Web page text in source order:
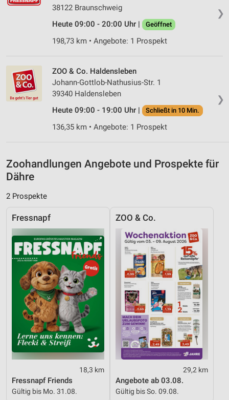
❯
38122 Braunschweig
Heute 09:00 - 20:00 Uhr |
Geöffnet
198,73 km • Angebote: 1 Prospekt
❯
ZOO & Co. Haldensleben
Johann-Gottlob-Nathusius-Str. 1
39340 Haldensleben
Heute 09:00 - 19:00 Uhr |
Schließt in 10 Min.
136,35 km • Angebote: 1 Prospekt
Zoohandlungen Angebote und Prospekte für
Dähre
2 Prospekte
Fressnapf
18,3 km
Fressnapf Friends
Gültig bis Mo. 31.08.
ZOO & Co.
29,2 km
Angebote ab 03.08.
Gültig bis So. 09.08.
Inhalten
IAB-Besonderheiten:
Verwendung genauer Standortdaten
Informationen identifizieren
Nicht-IAB-Verarbeitungszwecke:
Notwendig
Werbung